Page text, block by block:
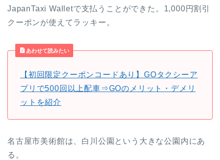
JapanTaxi Walletで支払うことができた。1,000円割引
クーポンが使えてラッキー。
あわせて読みたい
【初回限定クーポンコードあり】GOタクシーア
プリで500回以上配車⇒GOのメリット・デメリ
ットを紹介
名古屋市美術館は、白川公園という大きな公園内にあ
る。